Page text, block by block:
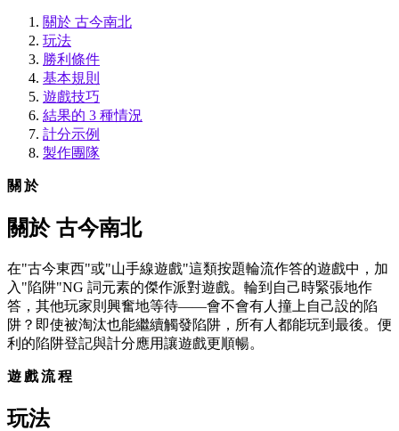
關於 古今南北
玩法
勝利條件
基本規則
遊戲技巧
結果的 3 種情況
計分示例
製作團隊
關於
關於 古今南北
在"古今東西"或"山手線遊戲"這類按題輪流作答的遊戲中，加
入"陷阱"NG 詞元素的傑作派對遊戲。輪到自己時緊張地作
答，其他玩家則興奮地等待——會不會有人撞上自己設的陷
阱？即使被淘汰也能繼續觸發陷阱，所有人都能玩到最後。便
利的陷阱登記與計分應用讓遊戲更順暢。
遊戲流程
玩法